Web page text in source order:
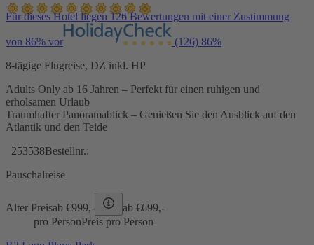
Für dieses Hotel liegen 126 Bewertungen mit einer Zustimmung
von 86% vor (126) 86%
8-tägige Flugreise, DZ inkl. HP
Adults Only ab 16 Jahren – Perfekt für einen ruhigen und
erholsamen Urlaub
Traumhafter Panoramablick – Genießen Sie den Ausblick auf den
Atlantik und den Teide
253538Bestellnr.:
Pauschalreise
Alter Preisab €999,- ab €699,-
pro PersonPreis pro Person